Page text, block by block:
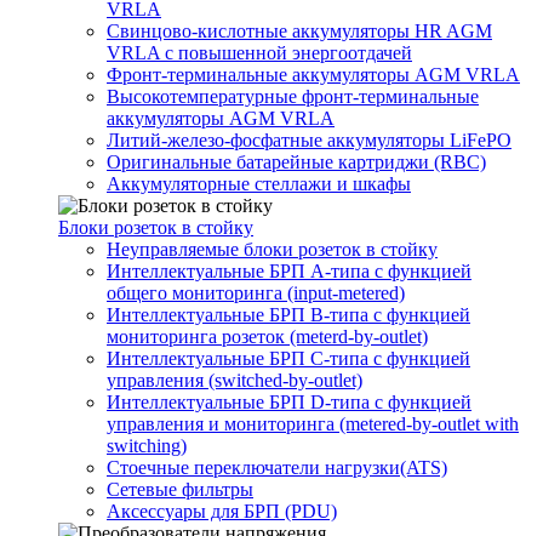
VRLA
Свинцово-кислотные аккумуляторы HR AGM
VRLA с повышенной энергоотдачей
Фронт-терминальные аккумуляторы AGM VRLA
Высокотемпературные фронт-терминальные
аккумуляторы AGM VRLA
Литий-железо-фосфатные аккумуляторы LiFePO
Оригинальные батарейные картриджи (RBC)
Аккумуляторные стеллажи и шкафы
Блоки розеток в стойку
Неуправляемые блоки розеток в стойку
Интеллектуальные БРП А-типа с функцией
общего мониторинга (input-metered)
Интеллектуальные БРП B-типа с функцией
мониторинга розеток (meterd-by-outlet)
Интеллектуальные БРП C-типа с функцией
управления (switched-by-outlet)
Интеллектуальные БРП D-типа с функцией
управления и мониторинга (metered-by-outlet with
switching)
Стоечные переключатели нагрузки(ATS)
Сетевые фильтры
Аксессуары для БРП (PDU)